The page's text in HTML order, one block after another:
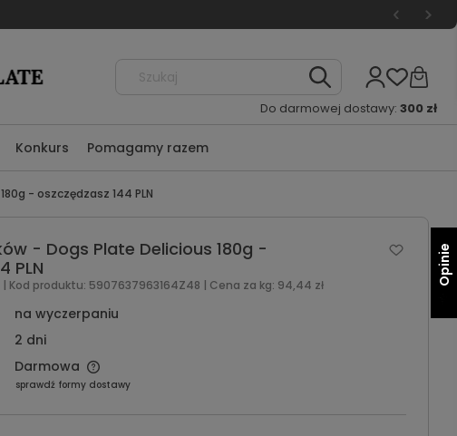
Do darmowej dostawy: 300 zł
Konkurs Pomagamy razem
- oszczędzasz 144 PLN
- Dogs Plate Delicious 180g -
PLN
| Kod produktu: 5907637963164Z48 | Cena za kg: 94,44 zł
na wyczerpaniu
2 dni
Darmowa
sprawdź formy dostawy
Opinie